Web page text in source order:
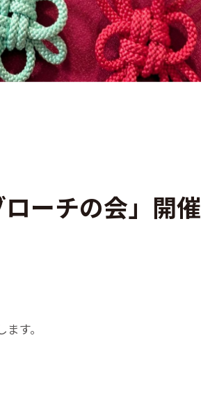
ーチの会」開催
す。